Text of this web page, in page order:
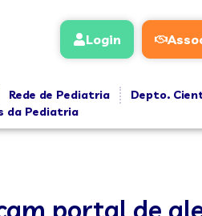
Login
Rede de Pediatria Depto.
da Pediatria
portal de